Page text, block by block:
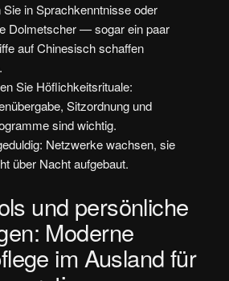
Sie in Sprachkenntnisse oder
Dolmetscher — sogar ein paar
auf Chinesisch schaffen
Sie Höflichkeitsrituale:
Sitzordnung und
sind wichtig.
Netzwerke wachsen, sie
über Nacht aufgebaut.
und persönliche
Moderne
im Ausland für